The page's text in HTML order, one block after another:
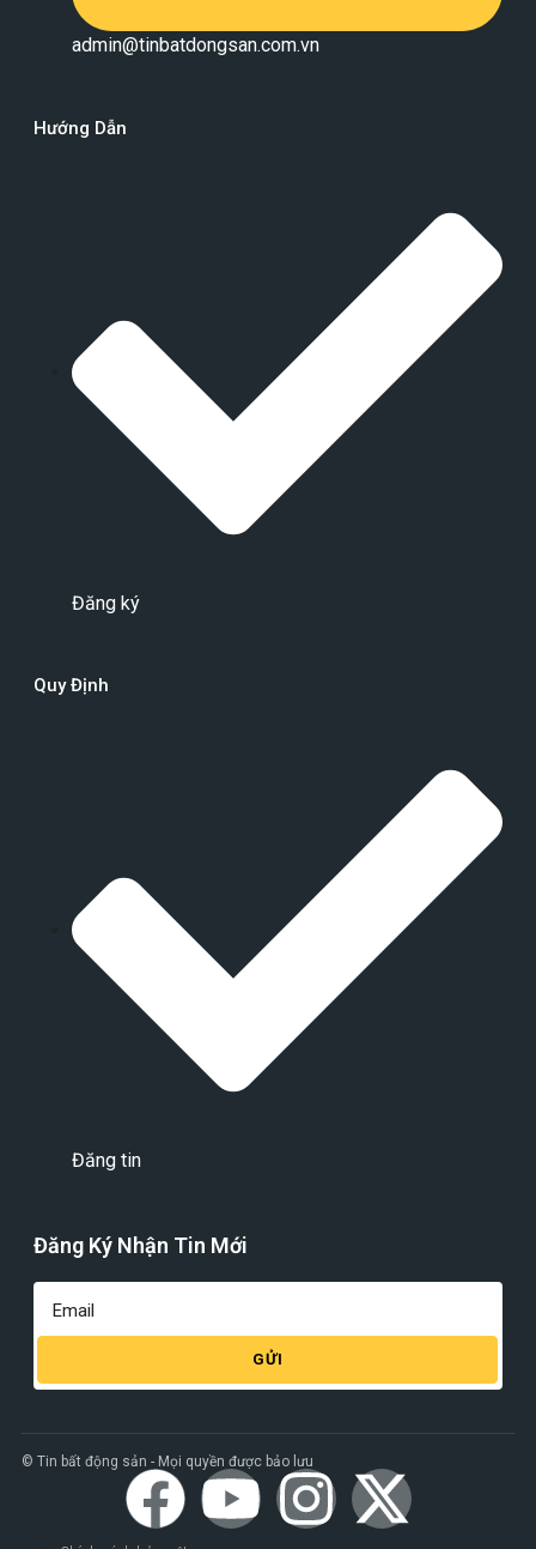
admin@tinbatdongsan.com.vn
Hướng Dẫn
Đăng ký
Quy Định
Đăng tin
Đăng Ký Nhận Tin Mới
GỬI
© Tin bất động sản - Mọi quyền được bảo lưu